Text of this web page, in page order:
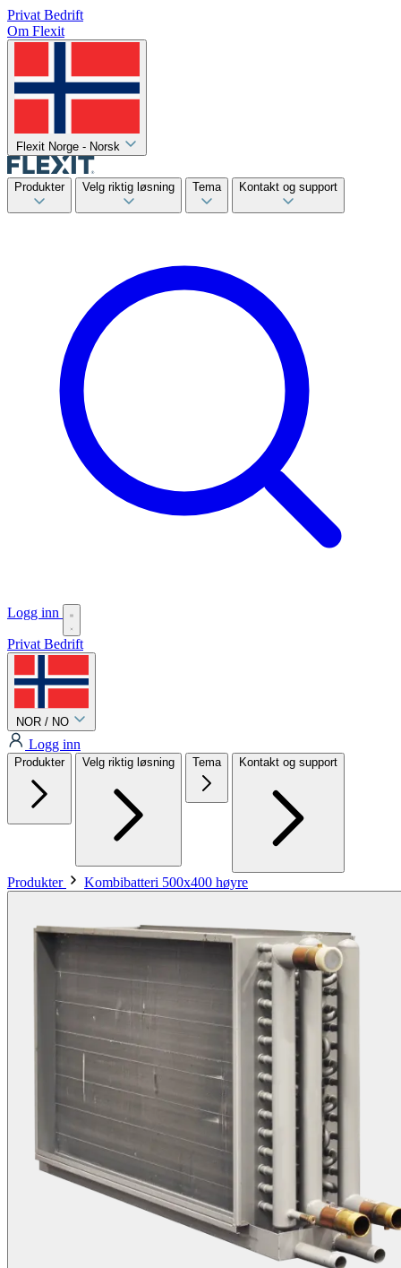
Privat Bedrift
Om Flexit
Flexit Norge - Norsk
Produkter Velg riktig løsning Tema Kontakt og support
Logg inn
Privat Bedrift
NOR / NO
Logg inn
Produkter Velg riktig løsning Tema Kontakt og support
Produkter Kombibatteri 500x400 høyre